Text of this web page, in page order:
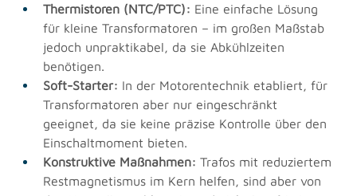
Thermistoren (NTC/PTC): Eine einfache Lösung
für kleine Transformatoren – im großen Maßstab
jedoch unpraktikabel, da sie Abkühlzeiten
benötigen.
Soft-Starter: In der Motorentechnik etabliert, für
Transformatoren aber nur eingeschränkt
geeignet, da sie keine präzise Kontrolle über den
Einschaltmoment bieten.
Konstruktive Maßnahmen: Trafos mit reduziertem
Restmagnetismus im Kern helfen, sind aber von